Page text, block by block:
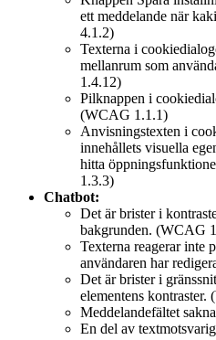
ett meddelande när
4.1.2)
Texterna i
mellanrum som
1.4.12)
Pilknappen i
(WCAG 1.1.1)
Anvisningstexten i
innehållets visuella
hitta
1.3.3)
Chatbot:
Det är brister i
bakgrunden. (WCAG
Texterna reagerar inte
användaren har
Det är brister i
elementens
Meddelandefältet
En del av